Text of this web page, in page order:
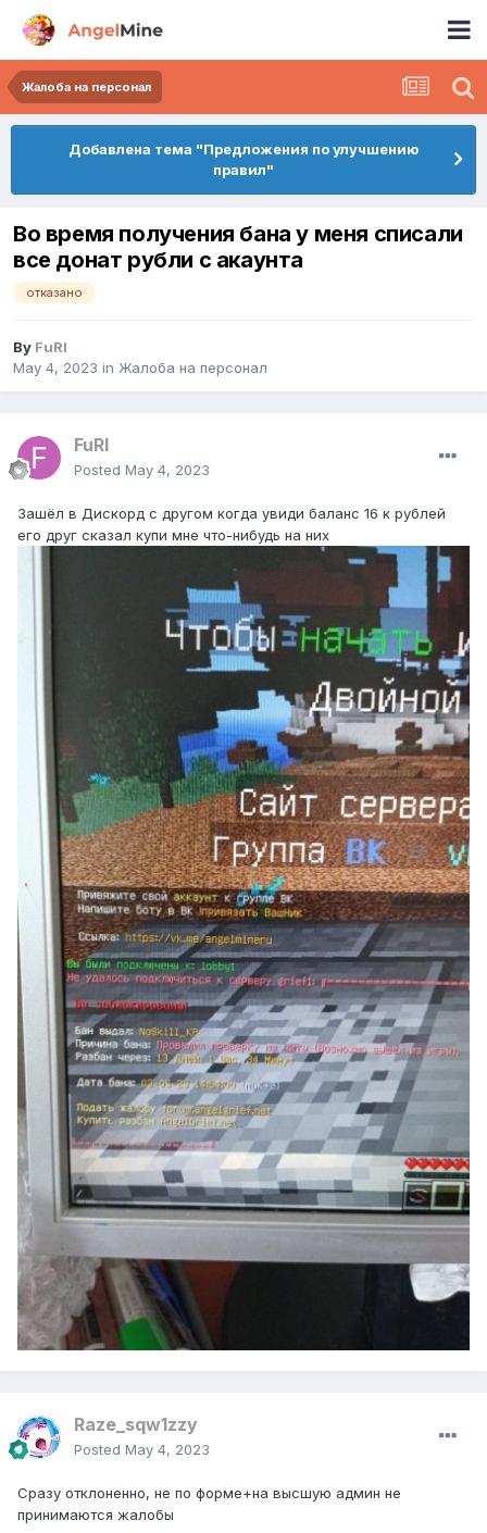
Жалоба на персонал
Добавлена тема "Предложения по улучшению
правил"
Во время получения бана у меня списали
все донат рубли с акаунта
отказано
By FuRI
May 4, 2023 in Жалоба на персонал
FuRI
Posted May 4, 2023
Зашёл в Дискорд с другом когда увиди баланс 16 к рублей
его друг сказал купи мне что-нибудь на них
Raze_sqw1zzy
Posted May 4, 2023
Сразу отклоненно, не по форме+на высшую админ не
принимаются жалобы